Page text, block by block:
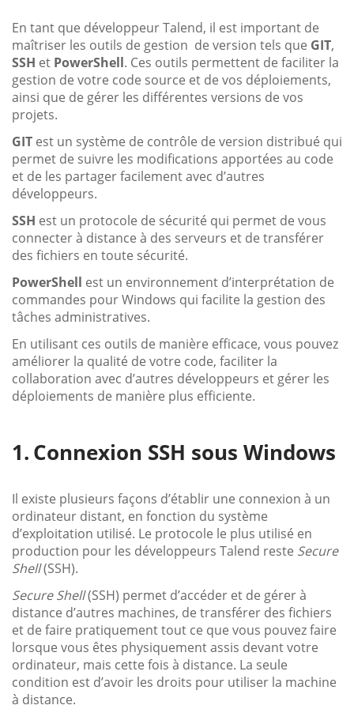
En tant que développeur Talend, il est important de
maîtriser les outils de gestion de version tels que GIT,
SSH et PowerShell. Ces outils permettent de faciliter la
gestion de votre code source et de vos déploiements,
ainsi que de gérer les différentes versions de vos
projets.
GIT est un système de contrôle de version distribué qui
permet de suivre les modifications apportées au code
et de les partager facilement avec d’autres
développeurs.
SSH est un protocole de sécurité qui permet de vous
connecter à distance à des serveurs et de transférer
des fichiers en toute sécurité.
PowerShell est un environnement d’interprétation de
commandes pour Windows qui facilite la gestion des
tâches administratives.
En utilisant ces outils de manière efficace, vous pouvez
améliorer la qualité de votre code, faciliter la
collaboration avec d’autres développeurs et gérer les
déploiements de manière plus efficiente.
Connexion SSH sous Windows
Il existe plusieurs façons d’établir une connexion à un
ordinateur distant, en fonction du système
d’exploitation utilisé. Le protocole le plus utilisé en
production pour les développeurs Talend reste Secure
Shell(SSH).
Secure Shell(SSH) permet d’accéder et de gérer à
distance d’autres machines, de transférer des fichiers
et de faire pratiquement tout ce que vous pouvez faire
lorsque vous êtes physiquement assis devant votre
ordinateur, mais cette fois à distance. La seule
condition est d’avoir les droits pour utiliser la machine
à distance.